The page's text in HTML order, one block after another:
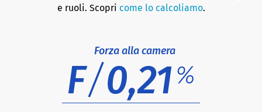
e ruoli. Scopri come lo calcoliamo.
Forza alla camera
F/0,21%